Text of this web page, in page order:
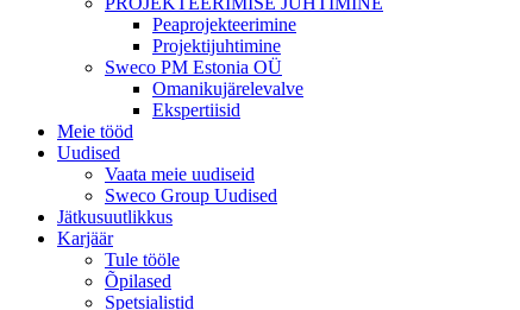
Peaprojekteerimine
Projektijuhtimine
Sweco PM Estonia OÜ
Omanikujärelevalve
Ekspertiisid
Meie tööd
Uudised
Vaata meie uudiseid
Sweco Group Uudised
Jätkusuutlikkus
Karjäär
Tule tööle
Õpilased
Spetsialistid